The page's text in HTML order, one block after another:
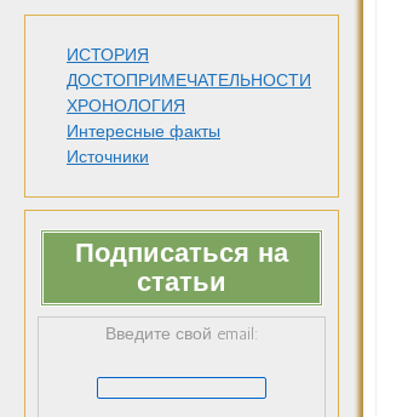
ИСТОРИЯ
ДОСТОПРИМЕЧАТЕЛЬНОСТИ
ХРОНОЛОГИЯ
Интересные факты
Источники
Подписаться на
статьи
Введите свой email: